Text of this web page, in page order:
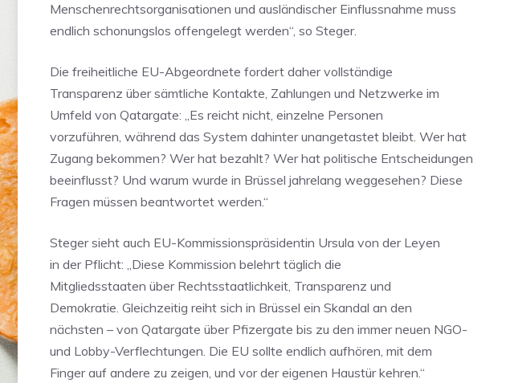
Menschenrechtsorganisationen und ausländischer Einflussnahme muss
endlich schonungslos offengelegt werden“, so Steger.
Die freiheitliche EU-Abgeordnete fordert daher vollständige
Transparenz über sämtliche Kontakte, Zahlungen und Netzwerke im
Umfeld von Qatargate: „Es reicht nicht, einzelne Personen
vorzuführen, während das System dahinter unangetastet bleibt. Wer hat
Zugang bekommen? Wer hat bezahlt? Wer hat politische Entscheidungen
beeinflusst? Und warum wurde in Brüssel jahrelang weggesehen? Diese
Fragen müssen beantwortet werden.“
Steger sieht auch EU-Kommissionspräsidentin Ursula von der Leyen
in der Pflicht: „Diese Kommission belehrt täglich die
Mitgliedsstaaten über Rechtsstaatlichkeit, Transparenz und
Demokratie. Gleichzeitig reiht sich in Brüssel ein Skandal an den
nächsten – von Qatargate über Pfizergate bis zu den immer neuen NGO-
und Lobby-Verflechtungen. Die EU sollte endlich aufhören, mit dem
Finger auf andere zu zeigen, und vor der eigenen Haustür kehren.“